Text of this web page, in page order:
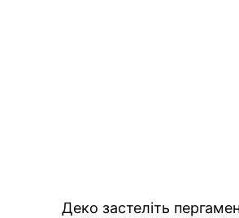
Деко застеліть